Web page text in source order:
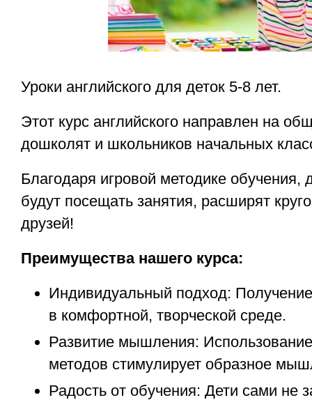
Уроки английского для деток 5-8 лет.
Этот курс английского направлен на
дошколят и школьников начальных
Благодаря игровой методике обучения,
будут посещать занятия, расширят
друзей!
Преимущества нашего курса:
Индивидуальный подход:
в комфортной, творческой среде.
Развитие мышления:
методов стимулирует образное
Радость от обучения: Дети сами не